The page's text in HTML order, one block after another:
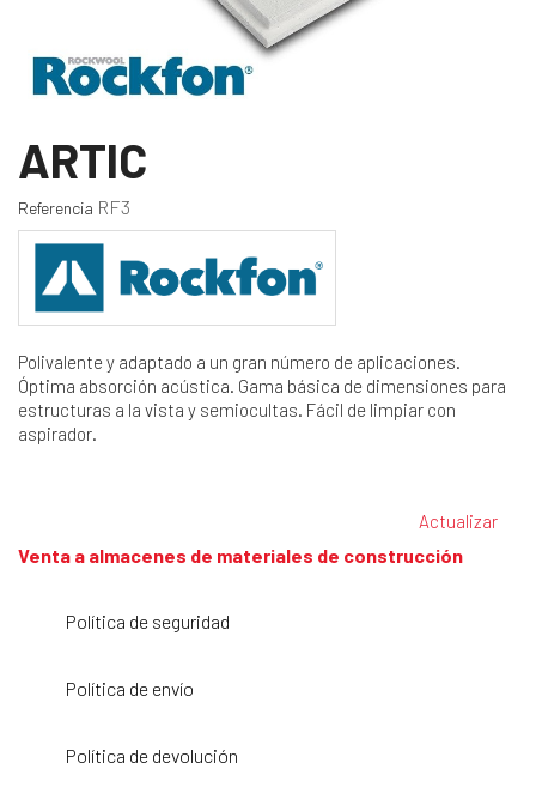
ARTIC
Referencia RF3
Polivalente y adaptado a un gran número de aplicaciones.
Óptima absorción acústica. Gama básica de dimensiones para
estructuras a la vista y semiocultas. Fácil de limpiar con
aspirador.
Venta a almacenes de materiales de construcción
Política de seguridad
Política de envío
Política de devolución